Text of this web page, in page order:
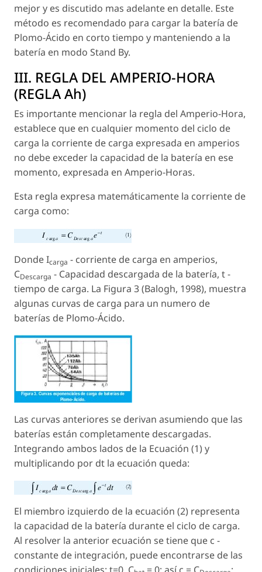
mejor y es discutido mas adelante en detalle. Este
método es recomendado para cargar la batería de
Plomo-Ácido en corto tiempo y manteniendo a la
batería en modo Stand By.
III. REGLA DEL AMPERIO-HORA
(REGLA Ah)
Es importante mencionar la regla del Amperio-Hora,
establece que en cualquier momento del ciclo de
carga la corriente de carga expresada en amperios
no debe exceder la capacidad de la batería en ese
momento, expresada en Amperio-Horas.
Esta regla expresa matemáticamente la corriente de
carga como:
Donde Icarga - corriente de carga en amperios,
CDescarga - Capacidad descargada de la batería, t -
tiempo de carga. La Figura 3 (Balogh, 1998), muestra
algunas curvas de carga para un numero de
baterías de Plomo-Ácido.
Las curvas anteriores se derivan asumiendo que las
baterías están completamente descargadas.
Integrando ambos lados de la Ecuación (1) y
multiplicando por dt la ecuación queda:
El miembro izquierdo de la ecuación (2) representa
la capacidad de la batería durante el ciclo de carga.
Al resolver la anterior ecuación se tiene que c -
constante de integración, puede encontrarse de las